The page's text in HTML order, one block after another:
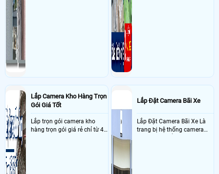
Lắp Camera Kho Hàng Trọn
Gói Giá Tốt
Lắp trọn gói camera kho
hàng trọn gói giá rẻ chỉ từ 4
Lắp Đặt Camera Bãi Xe
Lắp Đặt Camera Bãi Xe Là
trang bị hệ thống camera